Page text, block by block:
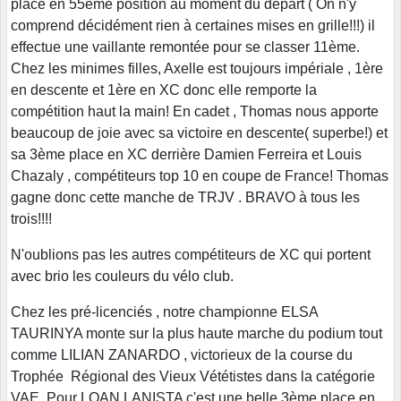
placé en 55ème position au moment du départ ( On n'y
comprend décidément rien à certaines mises en grille!!!) il
effectue une vaillante remontée pour se classer 11ème.
Chez les minimes filles, Axelle est toujours impériale , 1ère
en descente et 1ère en XC donc elle remporte la
compétition haut la main! En cadet , Thomas nous apporte
beaucoup de joie avec sa victoire en descente( superbe!) et
sa 3ème place en XC derrière Damien Ferreira et Louis
Chazaly , compétiteurs top 10 en coupe de France! Thomas
gagne donc cette manche de TRJV . BRAVO à tous les
trois!!!!
N'oublions pas les autres compétiteurs de XC qui portent
avec brio les couleurs du vélo club.
Chez les pré-licenciés , notre championne ELSA
TAURINYA monte sur la plus haute marche du podium tout
comme LILIAN ZANARDO , victorieux de la course du
Trophée Régional des Vieux Vététistes dans la catégorie
VAE. Pour LOAN LANISTA c'est une belle 3ème place en